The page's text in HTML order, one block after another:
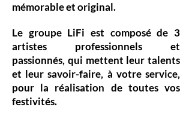
mémorable et original.
Le groupe LiFi est composé de 3
artistes professionnels et
passionnés, qui mettent leur talents
et leursavoir-faire, à votre service,
pour la réalisation de toutes vos
festivités.